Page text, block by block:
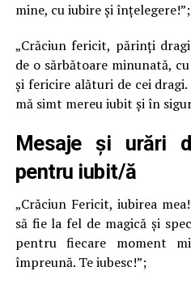
mine, cu iubire și înțelegere!”;
„Crăciun fericit, părinți
de o sărbătoare minunată,
și fericire alături de cei
mă simt mereu iubit și în
Mesaje și urări
pentru iubit/ă
„Crăciun Fericit, iubirea
să fie la fel de magică și
pentru fiecare moment
împreună. Te iubesc!”;